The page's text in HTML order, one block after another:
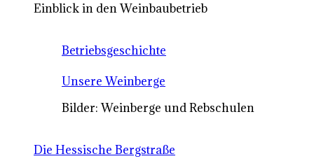
Einblick in den Weinbaubetrieb
Betriebsgeschichte
Unsere Weinberge
Bilder: Weinberge und Rebschulen
Die Hessische Bergstraße